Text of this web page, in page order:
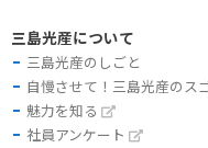
三島光産について
三島光産のしごと
自慢させて！三島光産のス
魅力を知る
社員アンケート